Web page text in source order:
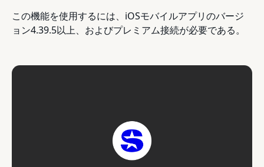
この機能を使用するには、iOSモバイルアプリのバージ
ョン4.39.5以上、およびプレミアム接続が必要である。